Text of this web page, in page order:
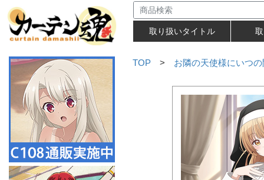
取り扱いタイトル
TOP > お隣の天使様にいつ